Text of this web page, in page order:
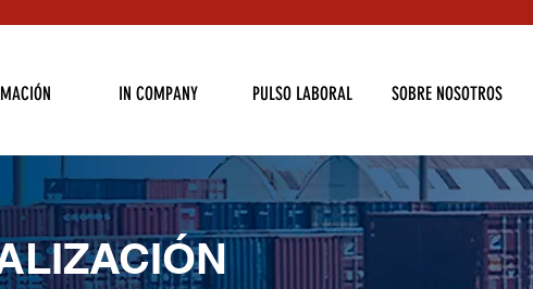
IN COMPANY PULSO LABORAL SOBRE NOSOTROS